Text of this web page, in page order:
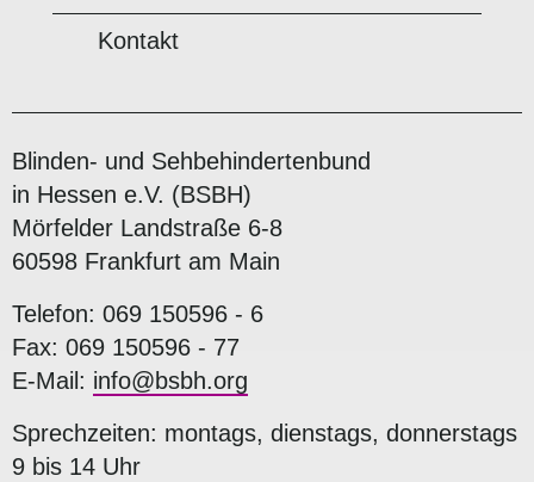
Kontakt
Blinden- und Sehbehindertenbund
in Hessen e.V. (BSBH)
Mörfelder Landstraße 6-8
60598 Frankfurt am Main
Telefon: 069 150596 - 6
Fax: 069 150596 - 77
E-Mail: info@bsbh.org
Sprechzeiten: montags, dienstags, donnerstags
9 bis 14 Uhr